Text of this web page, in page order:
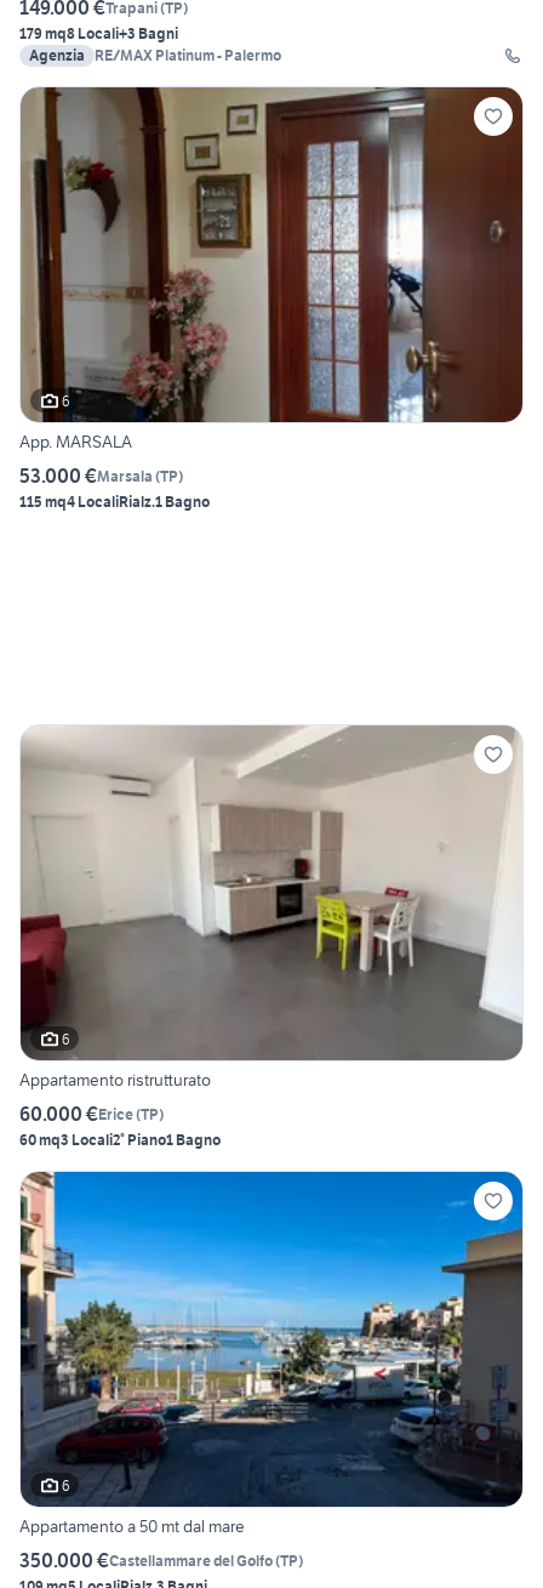
149.000 €Trapani(TP)
179 mq8 Locali+3 Bagni
Agenzia
RE/MAX Platinum - Palermo
6
App. MARSALA
53.000 €Marsala (TP)
115 mq4 LocaliRialz.1 Bagno
6
Appartamento ristrutturato
60.000 €Erice(TP)
60 mq3 Locali2° Piano1 Bagno
6
Appartamento a 50 mt dal mare
350.000 €Castellammare del Golfo(TP)